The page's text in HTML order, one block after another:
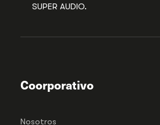
SUPER AUDIO.
Coorporativo
Nosotros